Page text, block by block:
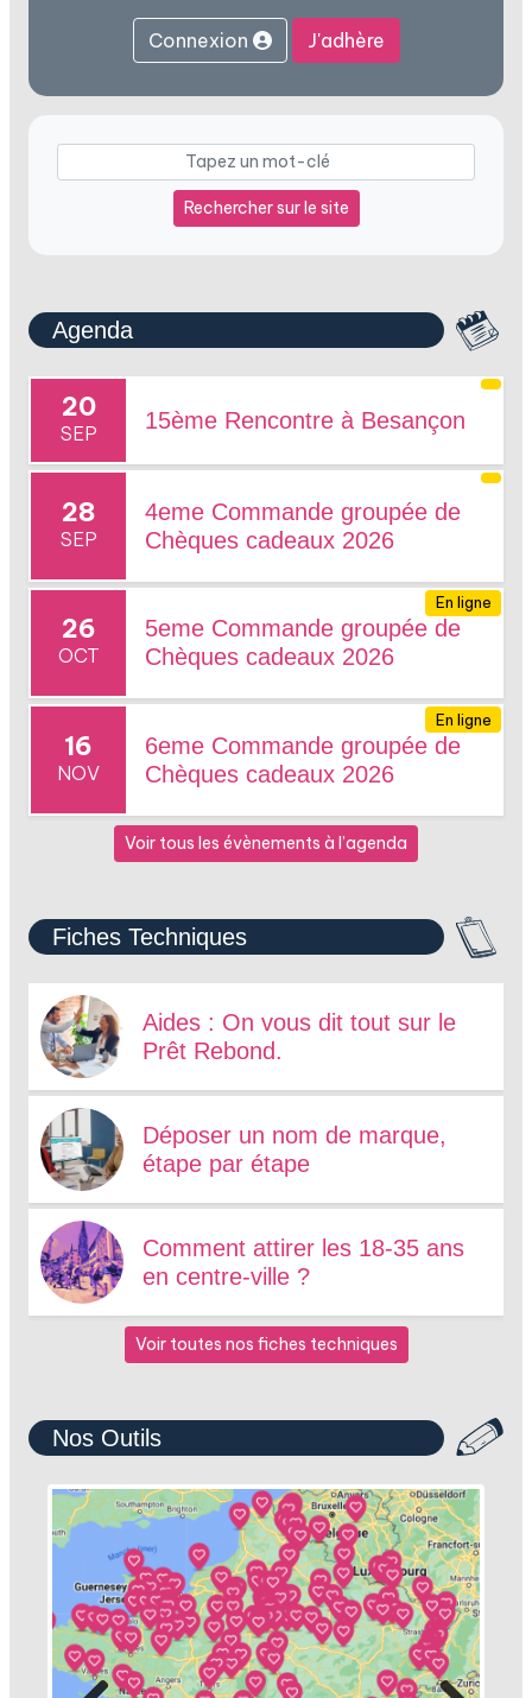
Connexion J'adhère
Rechercher sur le site
Agenda
20
SEP 15ème Rencontre à Besançon
28
SEP
4eme Commande groupée de
Chèques cadeaux 2026
26
OCT
5eme Commande groupée de
Chèques cadeaux 2026
En ligne
16
NOV
6eme Commande groupée de
Chèques cadeaux 2026
En ligne
Voir tous les évènements à l’agenda
Fiches Techniques
Aides : On vous dit tout sur le
Prêt Rebond.
Déposer un nom de marque,
étape par étape
Comment attirer les 18-35 ans
en centre-ville ?
Voir toutes nos fiches techniques
Nos Outils